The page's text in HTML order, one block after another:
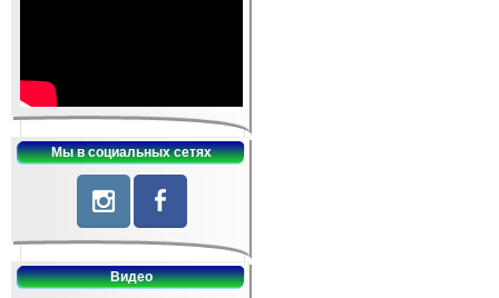
Мы в социальных сетях
Видео